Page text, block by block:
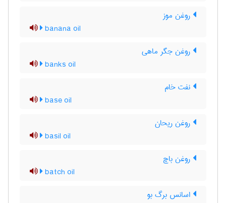
روغن موز
banana oil
روغن جگر ماهی
banks oil
نفت خام
base oil
روغن ریحان
basil oil
روغن باچ
batch oil
اسانس برگ بو